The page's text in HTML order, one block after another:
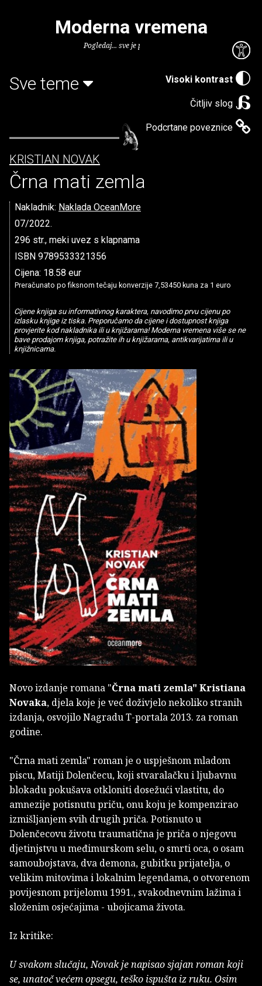
Visoki kontrast
Čitljiv slog
Podcrtane poveznice
Moderna vremena
Pogledaj... sve je puno knjiga.
Sve teme
KRISTIAN NOVAK
Črna mati zemla
Nakladnik: Naklada OceanMore
07/2022.
296 str., meki uvez s klapnama
ISBN 9789533321356
Cijena: 18.58 eur
Preračunato po fiksnom tečaju konverzije 7,53450 kuna za 1 euro
Cijene knjiga su informativnog karaktera, navodimo prvu cijenu po
izlasku knjige iz tiska. Preporučamo da cijene i dostupnost knjiga
provjerite kod nakladnika ili u knjižarama! Moderna vremena više se ne
bave prodajom knjiga, potražite ih u knjižarama, antikvarijatima ili u
knjižnicama.
Novo izdanje romana "Črna mati zemla" Kristiana
Novaka, djela koje je već doživjelo nekoliko stranih
izdanja, osvojilo Nagradu T-portala 2013. za roman
godine.
"Črna mati zemla" roman je o uspješnom mladom
piscu, Matiji Dolenčecu, koji stvaralačku i ljubavnu
blokadu pokušava otkloniti dosežući vlastitu, do
amnezije potisnutu priču, onu koju je kompenzirao
izmišljanjem svih drugih priča. Potisnuto u
Dolenčecovu životu traumatična je priča o njegovu
djetinjstvu u međimurskom selu, o smrti oca, o osam
samoubojstava, dva demona, gubitku prijatelja, o
velikim mitovima i lokalnim legendama, o otvorenom
povijesnom prijelomu 1991., svakodnevnim lažima i
složenim osjećajima - ubojicama života.
Iz kritike:
U svakom slučaju, Novak je napisao sjajan roman koji
se, unatoč većem opsegu, teško ispušta iz ruku. Osim